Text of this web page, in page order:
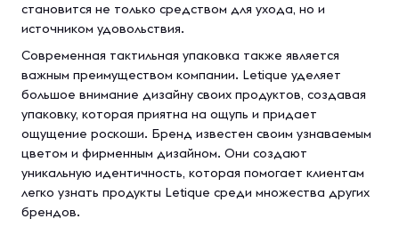
становится не только средством для ухода, но и
источником удовольствия.
Современная тактильная упаковка также является
важным преимуществом компании. Letique уделяет
большое внимание дизайну своих продуктов, создавая
упаковку, которая приятна на ощупь и придает
ощущение роскоши. Бренд известен своим узнаваемым
цветом и фирменным дизайном. Они создают
уникальную идентичность, которая помогает клиентам
легко узнать продукты Letique среди множества других
брендов.